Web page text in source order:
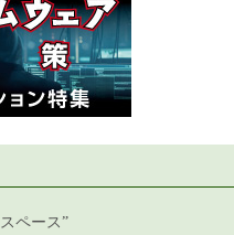
ペース”